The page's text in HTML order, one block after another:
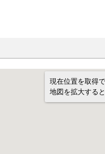
現在位置を取得
地図を拡大する